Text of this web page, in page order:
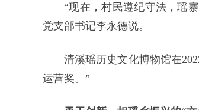
“现在，村民遵纪守法，瑶
党支部书记李永德说。
清溪瑶历史文化博物馆在
运营奖。”